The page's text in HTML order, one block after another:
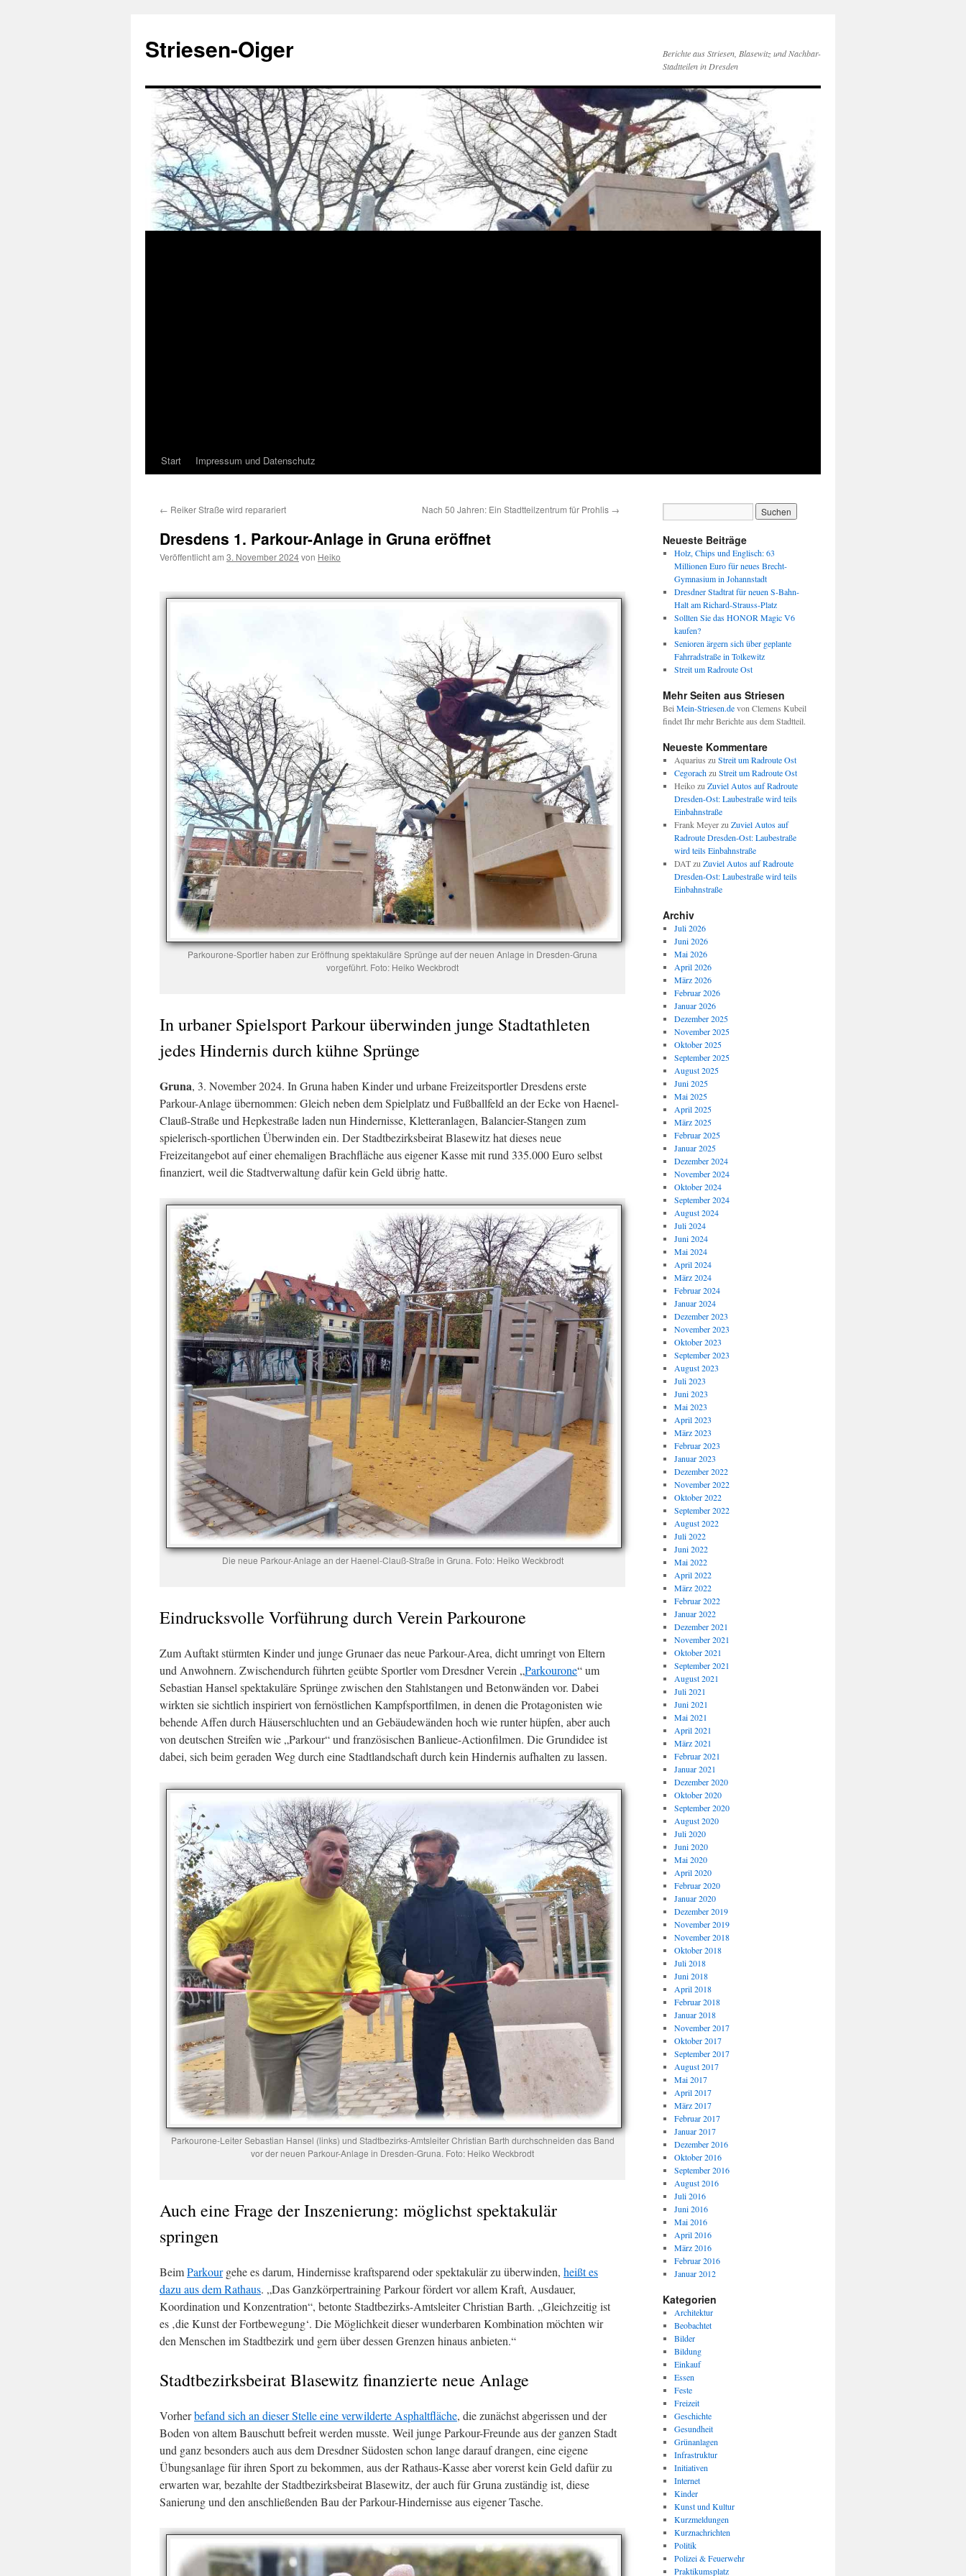
springen
Striesen-Oiger
Berichte aus Striesen, Blasewitz und Nachbar-
Stadtteilen in Dresden
Start Impressum und Datenschutz
← Reiker Straße wird reparariert Nach 50 Jahren: Ein Stadtteilzentrum für Prohlis →
Dresdens 1. Parkour-Anlage in Gruna eröffnet
Veröffentlicht am 3. November 2024von Heiko
Parkourone-Sportler haben zur Eröffnung spektakuläre Sprünge auf der neuen Anlage in Dresden-Gruna
vorgeführt. Foto: Heiko Weckbrodt
In urbaner Spielsport Parkour überwinden junge Stadtathleten
jedes Hindernis durch kühne Sprünge
Gruna, 3. November 2024. In Gruna haben Kinder und urbane Freizeitsportler Dresdens erste
Parkour-Anlage übernommen: Gleich neben dem Spielplatz und Fußballfeld an der Ecke von Haenel-
Clauß-Straße und Hepkestraße laden nun Hindernisse, Kletteranlagen, Balancier-Stangen zum
spielerisch-sportlichen Überwinden ein. Der Stadtbezirksbeirat Blasewitz hat dieses neue
Freizeitangebot auf einer ehemaligen Brachfläche aus eigener Kasse mit rund 335.000 Euro selbst
finanziert, weil die Stadtverwaltung dafür kein Geld übrig hatte.
Die neue Parkour-Anlage an der Haenel-Clauß-Straße in Gruna. Foto: Heiko Weckbrodt
Eindrucksvolle Vorführung durch Verein Parkourone
Zum Auftakt stürmten Kinder und junge Grunaer das neue Parkour-Area, dicht umringt von Eltern
und Anwohnern. Zwischendurch führten geübte Sportler vom Dresdner Verein „Parkourone“ um
Sebastian Hansel spektakuläre Sprünge zwischen den Stahlstangen und Betonwänden vor. Dabei
wirkten sie sichtlich inspiriert von fernöstlichen Kampfsportfilmen, in denen die Protagonisten wie
behende Affen durch Häuserschluchten und an Gebäudewänden hoch wie runter hüpfen, aber auch
von deutschen Streifen wie „Parkour“ und französischen Banlieue-Actionfilmen. Die Grundidee ist
dabei, sich beim geraden Weg durch eine Stadtlandschaft durch kein Hindernis aufhalten zu lassen.
Parkourone-Leiter Sebastian Hansel (links) und Stadtbezirks-Amtsleiter Christian Barth durchschneiden das Band
vor der neuen Parkour-Anlage in Dresden-Gruna. Foto: Heiko Weckbrodt
Auch eine Frage der Inszenierung: möglichst spektakulär
springen
BeimParkourgehe es darum, Hindernisse kraftsparend oder spektakulär zu überwinden, heißt es
dazu aus dem Rathaus. „Das Ganzkörpertraining Parkour fördert vor allem Kraft, Ausdauer,
Koordination und Konzentration“, betonte Stadtbezirks-Amtsleiter Christian Barth. „Gleichzeitig ist
es ‚die Kunst der Fortbewegung‘. Die Möglichkeit dieser wunderbaren Kombination möchten wir
den Menschen im Stadtbezirk und gern über dessen Grenzen hinaus anbieten.“
Stadtbezirksbeirat Blasewitz finanzierte neue Anlage
Vorherbefand sich an dieser Stelle eine verwilderte Asphaltfläche, die zunächst abgerissen und der
Boden von altem Bauschutt befreit werden musste. Weil junge Parkour-Freunde aus der ganzen Stadt
und ganz besonders auch aus dem Dresdner Südosten schon lange darauf drangen, eine eigene
Übungsanlage für ihren Sport zu bekommen, aus der Rathaus-Kasse aber vorerst kein Geld dafür zu
erwarten war, bezahlte der Stadtbezirksbeirat Blasewitz, der auch für Gruna zuständig ist, diese
Sanierung und den anschließenden Bau der Parkour-Hindernisse aus eigener Tasche.
Neueste Beiträge
Holz, Chips und Englisch: 63
Millionen Euro für neues Brecht-
Gymnasium in Johannstadt
Dresdner Stadtrat für neuen S-Bahn-
Halt am Richard-Strauss-Platz
Sollten Sie das HONOR Magic V6
kaufen?
Senioren ärgern sich über geplante
Fahrradstraße in Tolkewitz
Streit um Radroute Ost
Mehr Seiten aus Striesen
Bei Mein-Striesen.devon Clemens Kubeil
findet Ihr mehr Berichte aus dem Stadtteil.
Neueste Kommentare
Aquarius zu Streit um Radroute Ost
Cegorachzu Streit um Radroute Ost
Heikozu Zuviel Autos auf Radroute
Dresden-Ost: Laubestraße wird teils
Einbahnstraße
Frank Meyerzu Zuviel Autos auf
Radroute Dresden-Ost: Laubestraße
wird teils Einbahnstraße
DATzu Zuviel Autos auf Radroute
Dresden-Ost: Laubestraße wird teils
Einbahnstraße
Archiv
Juli 2026
Juni 2026
Mai 2026
April 2026
März 2026
Februar 2026
Januar 2026
Dezember 2025
November 2025
Oktober 2025
September 2025
August 2025
Juni 2025
Mai 2025
April 2025
März 2025
Februar 2025
Januar 2025
Dezember 2024
November 2024
Oktober 2024
September 2024
August 2024
Juli 2024
Juni 2024
Mai 2024
April 2024
März 2024
Februar 2024
Januar 2024
Dezember 2023
November 2023
Oktober 2023
September 2023
August 2023
Juli 2023
Juni 2023
Mai 2023
April 2023
März 2023
Februar 2023
Januar 2023
Dezember 2022
November 2022
Oktober 2022
September 2022
August 2022
Juli 2022
Juni 2022
Mai 2022
April 2022
März 2022
Februar 2022
Januar 2022
Dezember 2021
November 2021
Oktober 2021
September 2021
August 2021
Juli 2021
Juni 2021
Mai 2021
April 2021
März 2021
Februar 2021
Januar 2021
Dezember 2020
Oktober 2020
September 2020
August 2020
Juli 2020
Juni 2020
Mai 2020
April 2020
Februar 2020
Januar 2020
Dezember 2019
November 2019
November 2018
Oktober 2018
Juli 2018
Juni 2018
April 2018
Februar 2018
Januar 2018
November 2017
Oktober 2017
September 2017
August 2017
Mai 2017
April 2017
März 2017
Februar 2017
Januar 2017
Dezember 2016
Oktober 2016
September 2016
August 2016
Juli 2016
Juni 2016
Mai 2016
April 2016
März 2016
Februar 2016
Januar 2012
Kategorien
Architektur
Beobachtet
Bilder
Bildung
Einkauf
Essen
Feste
Freizeit
Geschichte
Gesundheit
Grünanlagen
Infrastruktur
Initiativen
Internet
Kinder
Kunst und Kultur
Kurzmeldungen
Kurznachrichten
Politik
Polizei & Feuerwehr
Praktikumsplatz